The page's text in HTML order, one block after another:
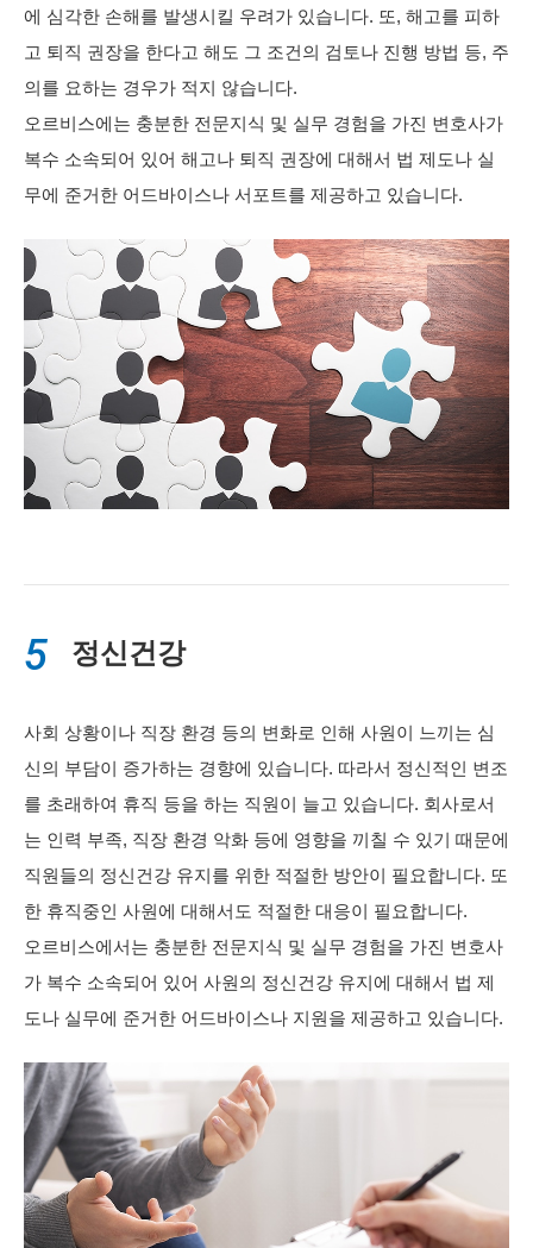
에 심각한 손해를 발생시킬 우려가 있습니다. 또, 해고를 피하
고 퇴직 권장을 한다고 해도 그 조건의 검토나 진행 방법 등, 주
의를 요하는 경우가 적지 않습니다.
오르비스에는 충분한 전문지식 및 실무 경험을 가진 변호사가
복수 소속되어 있어 해고나 퇴직 권장에 대해서 법 제도나 실
무에 준거한 어드바이스나 서포트를 제공하고 있습니다.
5 정신건강
사회 상황이나 직장 환경 등의 변화로 인해 사원이 느끼는 심
신의 부담이 증가하는 경향에 있습니다. 따라서 정신적인 변조
를 초래하여 휴직 등을 하는 직원이 늘고 있습니다. 회사로서
는 인력 부족, 직장 환경 악화 등에 영향을 끼칠 수 있기 때문에
직원들의 정신건강 유지를 위한 적절한 방안이 필요합니다. 또
한 휴직중인 사원에 대해서도 적절한 대응이 필요합니다.
오르비스에서는 충분한 전문지식 및 실무 경험을 가진 변호사
가 복수 소속되어 있어 사원의 정신건강 유지에 대해서 법 제
도나 실무에 준거한 어드바이스나 지원을 제공하고 있습니다.